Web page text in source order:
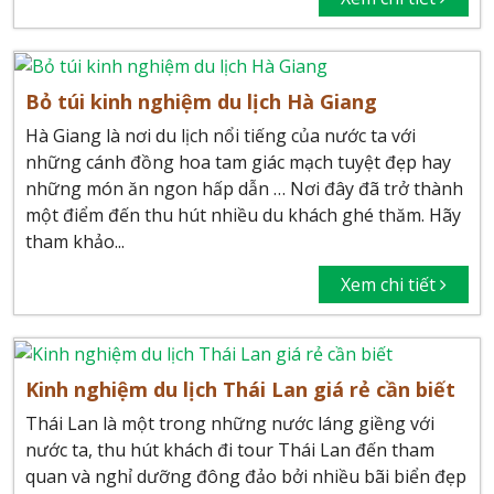
Bỏ túi kinh nghiệm du lịch Hà Giang
Hà Giang là nơi du lịch nổi tiếng của nước ta với
những cánh đồng hoa tam giác mạch tuyệt đẹp hay
những món ăn ngon hấp dẫn … Nơi đây đã trở thành
một điểm đến thu hút nhiều du khách ghé thăm. Hãy
tham khảo...
Xem chi tiết
Kinh nghiệm du lịch Thái Lan giá rẻ cần biết
Thái Lan là một trong những nước láng giềng với
nước ta, thu hút khách đi tour Thái Lan đến tham
quan và nghỉ dưỡng đông đảo bởi nhiều bãi biển đẹp